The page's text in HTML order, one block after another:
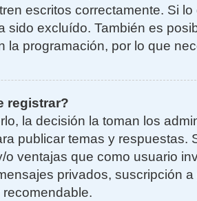
escritos correctamente. Si
sido excluído. También es
la programación, por lo que
registrar?
la decisión la toman los
publicar temas y respuestas.
ventajas que como usuario
privados, suscripción